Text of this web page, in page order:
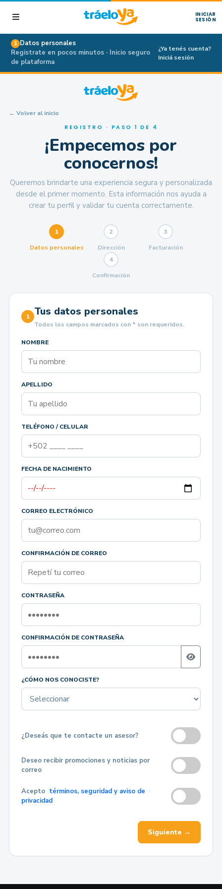
INICIAR
SESIÓN
1 Datos personales
Registrate en pocos minutos · Inicio seguro
de plataforma
¿Ya tenés cuenta?
Iniciá sesión
← Volver al inicio
REGISTRO · PASO 1 DE 4
¡Empecemos por
conocernos!
Queremos brindarte una experiencia segura y personalizada
desde el primer momento. Esta información nos ayuda a
crear tu perfil y validar tu cuenta correctamente.
1
Datos personales
2
Dirección
3
Facturación
4
Confirmación
1 Tus datos personales
Todos los campos marcados con * son requeridos.
NOMBRE
APELLIDO
TELÉFONO / CELULAR
FECHA DE NACIMIENTO
CORREO ELECTRÓNICO
CONFIRMACIÓN DE CORREO
CONTRASEÑA
CONFIRMACIÓN DE CONTRASEÑA
¿CÓMO NOS CONOCISTE?
¿Deseás que te contacte un asesor?
Deseo recibir promociones y noticias por
correo
Acepto términos, seguridad y aviso de
privacidad
Siguiente →